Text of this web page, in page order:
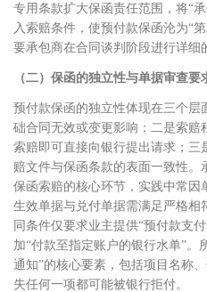
专用条款扩大保函责任范围，将“
入索赔条件，使预付款保函沦为“
要承包商在合同谈判阶段进行详细
（二）保函的独立性与单据审查要
预付款保函的独立性体现在三个层
础合同无效或变更影响；二是索赔
索赔即可直接向银行提出请求；三
赔文件与保函条款的表面一致性。
保函索赔的核心环节，实践中常因
生效单据与兑付单据需满足严格相
同条件仅要求业主提供“预付款支
加“付款至指定账户的银行水单”。
通知”的核心要素，包括项目名称
失任何一项都可能被银行拒付。